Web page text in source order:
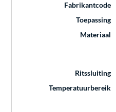
Fabrikantcode
Toepassing
Materiaal
Ritssluiting
Temperatuurbereik